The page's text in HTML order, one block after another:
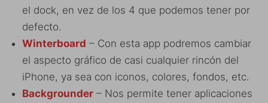
el dock, en vez de los 4 que podemos tener por
defecto.
Winterboard – Con esta app podremos cambiar
el aspecto gráfico de casi cualquier rincón del
iPhone, ya sea con iconos, colores, fondos, etc.
Backgrounder – Nos permite tener aplicaciones